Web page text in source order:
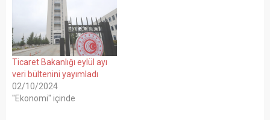
Ticaret Bakanlığı eylül ayı
veri bültenini yayımladı
02/10/2024
"Ekonomi" içinde